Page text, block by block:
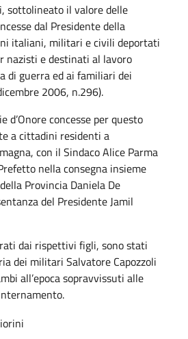
sottolineato il valore delle
dal Presidente della
italiani, militari e civili deportati
nazisti e destinati al lavoro
di guerra ed ai familiari dei
2006, n.296).
d’Onore concesse per questo
a cittadini residenti a
con il Sindaco Alice Parma
nella consegna insieme
Provincia Daniela De
del Presidente Jamil
dai rispettivi figli, sono stati
dei militari Salvatore Capozzoli
all’epoca sopravvissuti alle